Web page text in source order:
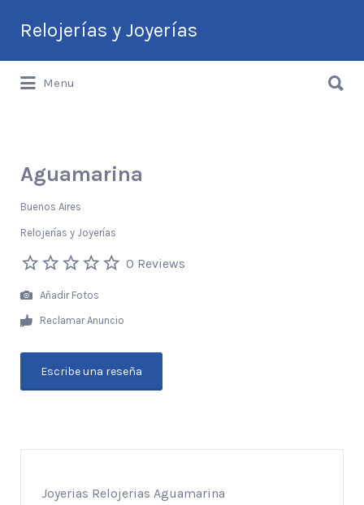
Relojerías y Joyerías
Guía de Relojerías y Joyerías en
por:
Menu
por:
Aguamarina
Buenos Aires
Relojerías y Joyerías
0 Reviews
Añadir Fotos
Reclamar Anuncio
Escribe una reseña
Joyerias Relojerias Aguamarina